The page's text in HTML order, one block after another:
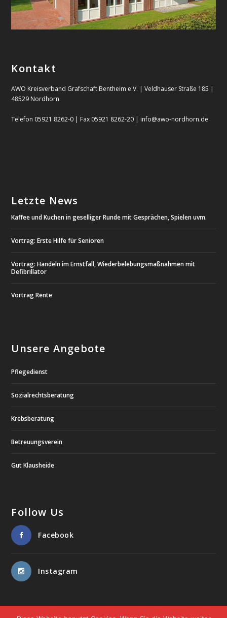
Kontakt
AWO Kreisverband Grafschaft Bentheim e.V. | Veldhauser Straße 185 |
48529 Nordhorn
Telefon 05921 8262-0 | Fax 05921 8262-20 | info@awo-nordhorn.de
Letzte News
Kaffee und Kuchen in geselliger Runde mit Gesprächen, Spielen uvm.
Vortrag: Erste Hilfe für Senioren
Vortrag: Handeln im Ernstfall, Wiederbelebungsmaßnahmen mit
Defibrillator
Vortrag Rente
Unsere Angebote
Pflegedienst
Sozialrechtsberatung
Krebsberatung
Betreuungsverein
Gut Klausheide
Follow Us
Facebook
Instagram